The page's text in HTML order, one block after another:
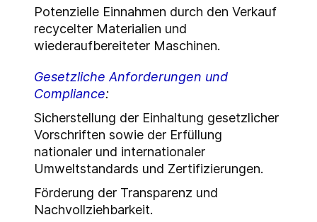
Potenzielle Einnahmen durch den Verkauf
recycelter Materialien und
wiederaufbereiteter Maschinen.
Gesetzliche Anforderungen und
Compliance:
Sicherstellung der Einhaltung gesetzlicher
Vorschriften sowie der Erfüllung
nationaler und internationaler
Umweltstandards und Zertifizierungen.
Förderung der Transparenz und
Nachvollziehbarkeit.